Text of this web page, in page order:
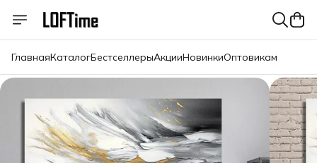
ГлавнаяКаталогБестселлерыАкцииНовинкиОптовикам